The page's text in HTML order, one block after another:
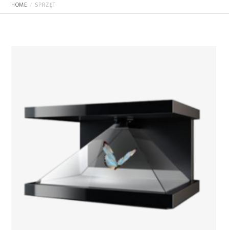
HOME SPRZĘT